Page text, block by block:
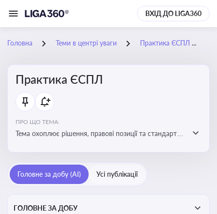
ВХІД ДО LIGA360
Головна Теми в центрі уваги Практика ЄСПЛ
Практика ЄСПЛ
ПРО ЩО ТЕМА:
Тема охоплює рішення, правові позиції та стандарти
Україні
Головне за добу (AI) Усі публікації
ГОЛОВНЕ ЗА ДОБУ